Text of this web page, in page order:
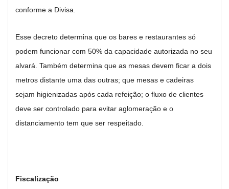
conforme a Divisa.
Esse decreto determina que os bares e restaurantes só
podem funcionar com 50% da capacidade autorizada no seu
alvará. Também determina que as mesas devem ficar a dois
metros distante uma das outras; que mesas e cadeiras
sejam higienizadas após cada refeição; o fluxo de clientes
deve ser controlado para evitar aglomeração e o
distanciamento tem que ser respeitado.
Fiscalização